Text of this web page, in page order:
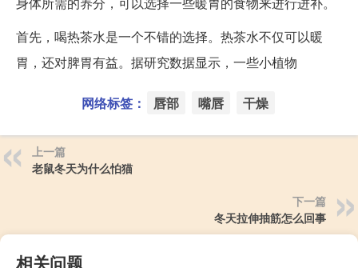
首先，喝热茶水是一个不错的选择。热茶水不仅可以暖
胃，还对脾胃有益。据研究数据显示，一些小植物
网络标签： 唇部 嘴唇 干燥
上一篇
老鼠冬天为什么怕猫
下一篇
冬天拉伸抽筋怎么回事
相关问题